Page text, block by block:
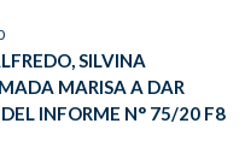
SILVINA
MARISA A DAR
INFORME N° 75/20 F8